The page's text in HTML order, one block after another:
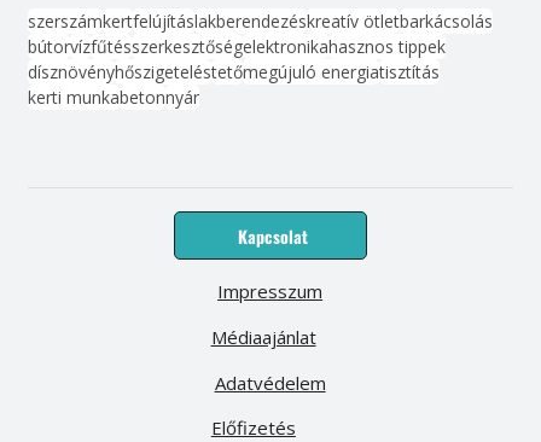
szerszámkertfelújításlakberendezéskreatív ötletbarkácsolás
bútorvízfűtésszerkesztőségelektronikahasznos tippek
dísznövényhőszigeteléstetőmegújuló energiatisztítás
kerti munkabetonnyár
Kapcsolat
Médiaajánlat
Előfizetés
Impresszum
Adatvédelem